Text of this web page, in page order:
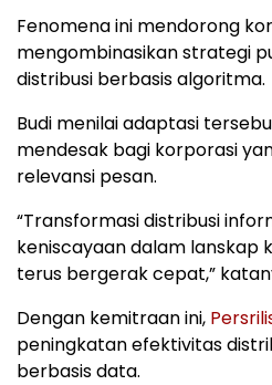
Fenomena ini mendorong
mengombinasikan strategi
distribusi berbasis algoritma.
Budi menilai adaptasi
mendesak bagi korporasi
relevansi pesan.
“Transformasi distribusi
keniscayaan dalam lanskap
terus bergerak cepat,”
Dengan kemitraan ini,
peningkatan efektivitas
berbasis data.